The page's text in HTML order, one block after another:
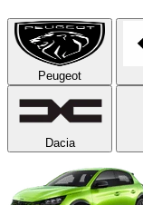
Peugeot
Dacia